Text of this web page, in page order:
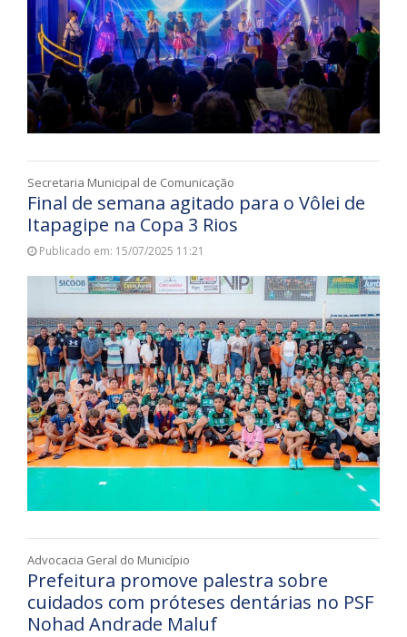
Secretaria Municipal de Comunicação
Final de semana agitado para o Vôlei de
Itapagipe na Copa 3 Rios
Publicado em: 15/07/2025 11:21
Advocacia Geral do Município
Prefeitura promove palestra sobre
cuidados com próteses dentárias no PSF
Nohad Andrade Maluf